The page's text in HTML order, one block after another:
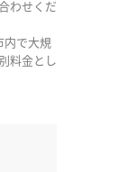
わせくだ
内で大規
料金とし